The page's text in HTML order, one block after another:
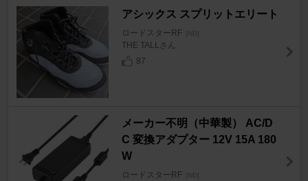
アシックス スプリットエリート
ロードスターRF [ND]
THE TALLさん
87
メーカー不明（中華製） AC/D
C 変換アダプター 12V 15A 180
W
ロードスターRF [ND]